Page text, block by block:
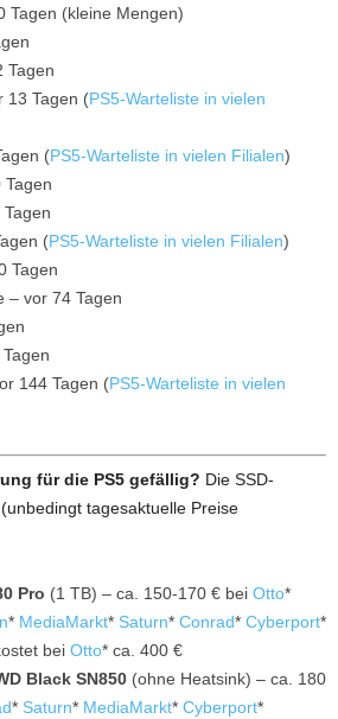
Tagen (kleine Mengen)
Tagen
13 Tagen (PS5-Warteliste in vielen
(PS5-Warteliste in vielen Filialen)
Tagen
(PS5-Warteliste in vielen Filialen)
Tagen
– vor 74 Tagen
144 Tagen (PS5-Warteliste in vielen
für die PS5 gefällig? Die SSD-
tagesaktuelle Preise
Pro (1 TB) – ca. 150-170 € bei Otto*
* MediaMarkt* Saturn* Conrad* Cyberport*
bei Otto* ca. 400 €
Black SN850 (ohne Heatsink) – ca. 180
* Saturn* MediaMarkt* Cyberport*